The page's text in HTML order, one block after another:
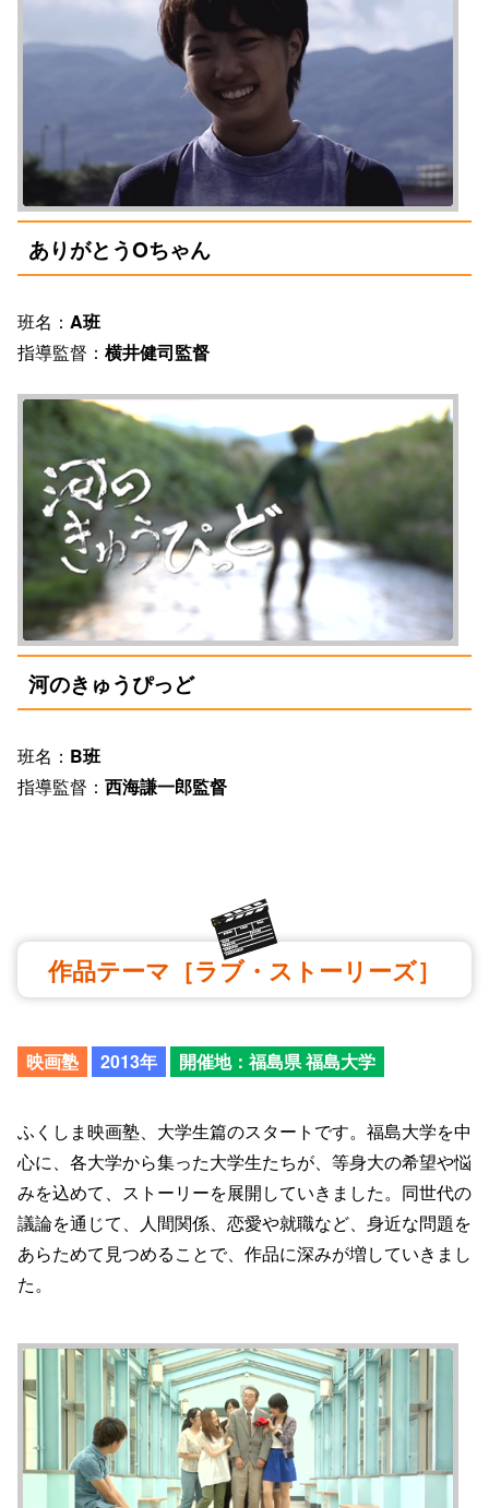
ありがとうOちゃん
班名： A班
指導監督： 横井健司監督
河のきゅうぴっど
班名： B班
指導監督： 西海謙一郎監督
作品テーマ［ラブ・ストーリーズ］
映画塾 2013年 開催地：福島県 福島大学
ふくしま映画塾、大学生篇のスタートです。福島大学を中
心に、各大学から集った大学生たちが、等身大の希望や悩
みを込めて、ストーリーを展開していきました。同世代の
議論を通じて、人間関係、恋愛や就職など、身近な問題を
あらためて見つめることで、作品に深みが増していきまし
た。